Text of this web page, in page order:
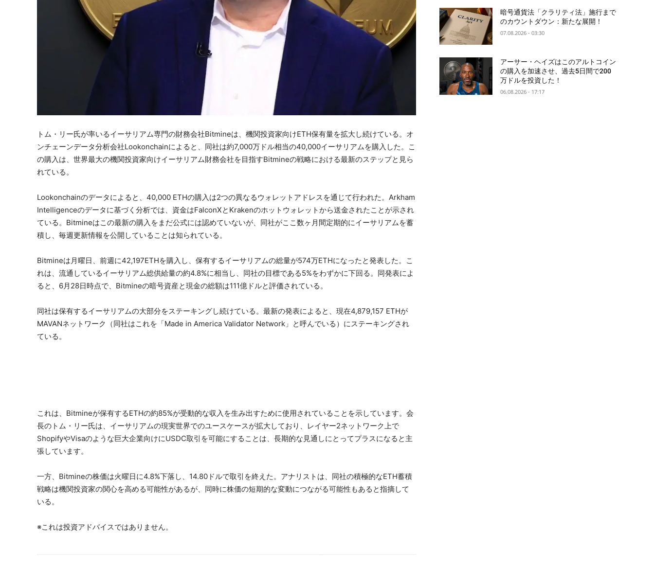
トム・リー氏が率いるイーサリアム専門の財務会社Bitmineは、機関投資家向けETH保有量を拡大し続けている。オ
ンチェーンデータ分析会社Lookonchainによると、同社は約7,000万ドル相当の40,000イーサリアムを購入した。こ
の購入は、世界最大の機関投資家向けイーサリアム財務会社を目指すBitmineの戦略における最新のステップと見ら
れている。
Lookonchainのデータによると、40,000 ETHの購入は2つの異なるウォレットアドレスを通じて行われた。Arkham
Intelligenceのデータに基づく分析では、資金はFalconXとKrakenのホットウォレットから送金されたことが示され
ている。Bitmineはこの最新の購入をまだ公式には認めていないが、同社がここ数ヶ月間定期的にイーサリアムを蓄
積し、毎週更新情報を公開していることは知られている。
Bitmineは月曜日、前週に42,197ETHを購入し、保有するイーサリアムの総量が574万ETHになったと発表した。こ
れは、流通しているイーサリアム総供給量の約4.8%に相当し、同社の目標である5%をわずかに下回る。同発表によ
ると、6月28日時点で、Bitmineの暗号資産と現金の総額は111億ドルと評価されている。
同社は保有するイーサリアムの大部分をステーキングし続けている。最新の発表によると、現在4,879,157 ETHが
MAVANネットワーク（同社はこれを「Made in America Validator Network」と呼んでいる）にステーキングされ
ている。
これは、Bitmineが保有するETHの約85%が受動的な収入を生み出すために使用されていることを示しています。会
長のトム・リー氏は、イーサリアムの現実世界でのユースケースが拡大しており、レイヤー2ネットワーク上で
ShopifyやVisaのような巨大企業向けにUSDC取引を可能にすることは、長期的な見通しにとってプラスになると主
張しています。
一方、Bitmineの株価は火曜日に4.8%下落し、14.80ドルで取引を終えた。アナリストは、同社の積極的なETH蓄積
戦略は機関投資家の関心を高める可能性があるが、同時に株価の短期的な変動につながる可能性もあると指摘して
いる。
※これは投資アドバイスではありません。
暗号通貨法「クラリティ法」施行まで
のカウントダウン：新たな展開！
07.08.2026 - 03:30
アーサー・ヘイズはこのアルトコイン
の購入を加速させ、過去5日間で200
万ドルを投資した！
06.08.2026 - 17:17